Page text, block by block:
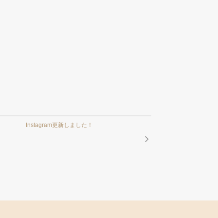
Instagram更新しました！